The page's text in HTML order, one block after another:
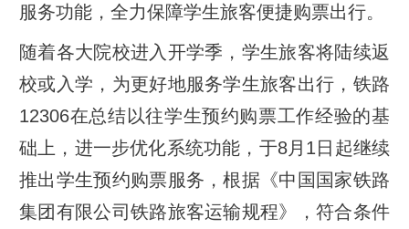
服务功能，全力保障学生旅客便捷购票出行。
随着各大院校进入开学季，学生旅客将陆续返
校或入学，为更好地服务学生旅客出行，铁路
12306在总结以往学生预约购票工作经验的基
础上，进一步优化系统功能，于8月1日起继续
推出学生预约购票服务，根据《中国国家铁路
集团有限公司铁路旅客运输规程》，符合条件